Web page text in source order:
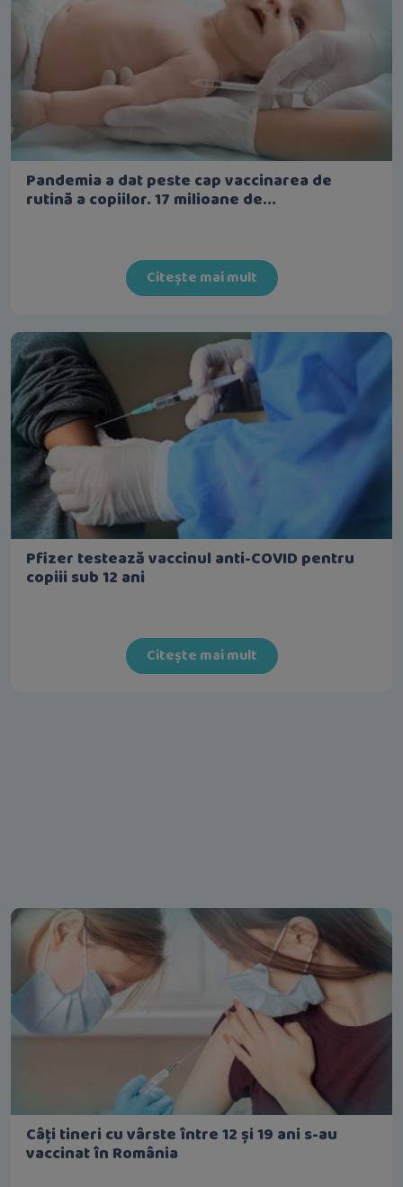
Pandemia a dat peste cap vaccinarea de
rutină a copiilor. 17 milioane de...
Citește mai mult
Pfizer testează vaccinul anti-COVID pentru
copiii sub 12 ani
Citește mai mult
Câți tineri cu vârste între 12 și 19 ani s-au
vaccinat în România